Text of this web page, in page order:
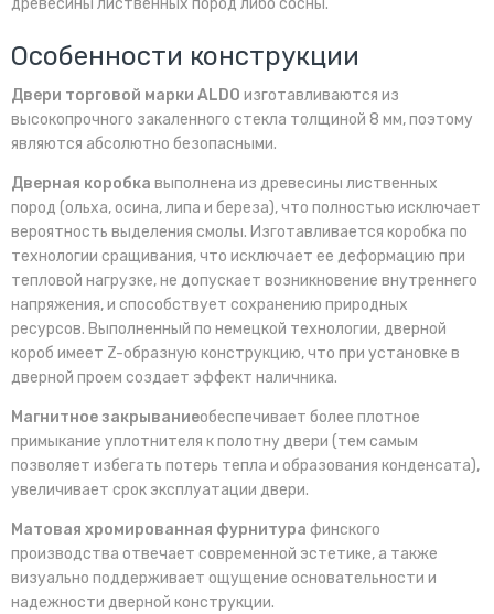
древесины лиственных пород либо сосны.
Особенности конструкции
Двери торговой марки ALDO изготавливаются из
высокопрочного закаленного стекла толщиной 8 мм, поэтому
являются абсолютно безопасными.
Дверная коробка выполнена из древесины лиственных
пород (ольха, осина, липа и береза), что полностью исключает
вероятность выделения смолы. Изготавливается коробка по
технологии сращивания, что исключает ее деформацию при
тепловой нагрузке, не допускает возникновение внутреннего
напряжения, и способствует сохранению природных
ресурсов. Выполненный по немецкой технологии, дверной
короб имеет Z-образную конструкцию, что при установке в
дверной проем создает эффект наличника.
Магнитное закрываниеобеспечивает более плотное
примыкание уплотнителя к полотну двери (тем самым
позволяет избегать потерь тепла и образования конденсата),
увеличивает срок эксплуатации двери.
Матовая хромированная фурнитура финского
производства отвечает современной эстетике, а также
визуально поддерживает ощущение основательности и
надежности дверной конструкции.